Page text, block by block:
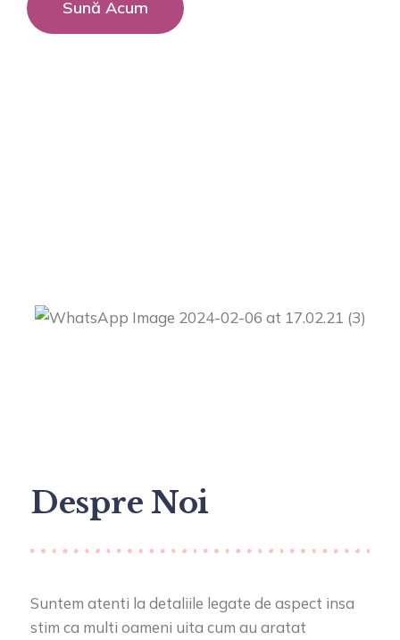
Sună Acum
Despre Noi
Suntem atenti la detaliile legate de aspect insa
stim ca multi oameni uita cum au aratat